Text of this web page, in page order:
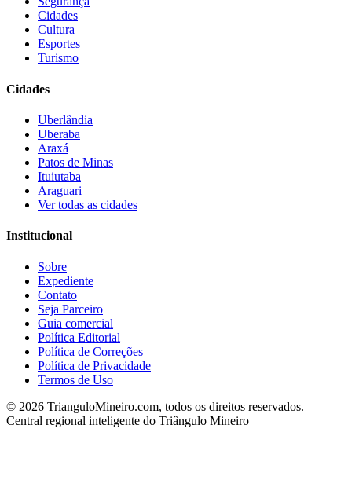
Cidades
Cultura
Esportes
Turismo
Cidades
Uberlândia
Uberaba
Araxá
Patos de Minas
Ituiutaba
Araguari
Ver todas as cidades
Institucional
Sobre
Expediente
Contato
Seja Parceiro
Guia comercial
Política Editorial
Política de Correções
Política de Privacidade
Termos de Uso
© 2026 TrianguloMineiro.com, todos os direitos reservados.
Central regional inteligente do Triângulo Mineiro